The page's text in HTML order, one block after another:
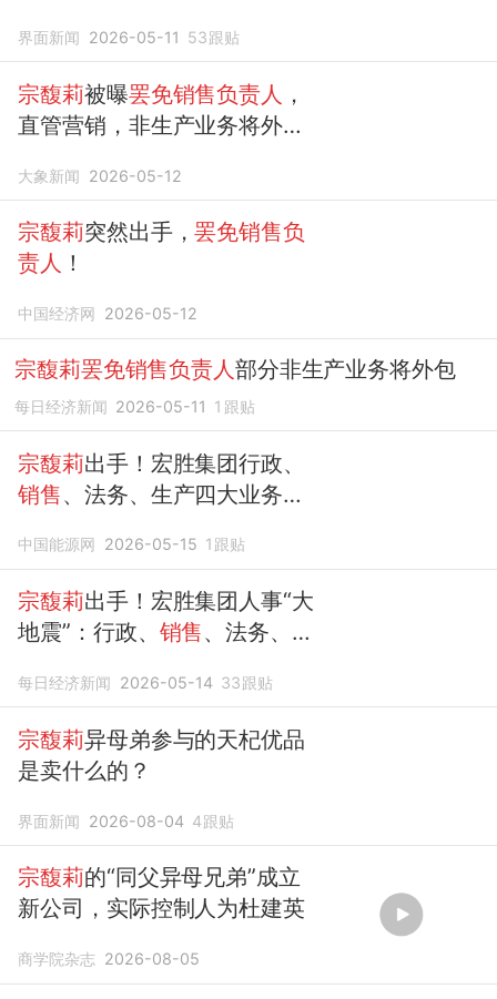
界面新闻 2026-05-11 53跟贴
宗馥莉被曝罢免销售负责人 ，
直管营销，非生产业务将外
大象新闻 2026-05-12
宗馥莉突然出手，罢免销售负
责人 ！
中国经济网 2026-05-12
宗馥莉罢免销售负责人部分非生产业务将外包
每日经济新闻 2026-05-11 1 跟贴
宗馥莉出手！宏胜集团行政、
销售、法务、生产四大业务负
中国能源网 2026-05-15 1 跟贴
宗馥莉出手！宏胜集团人事“大
地震”：行政、 销售、法务、生
宗馥莉将直管营销中心
每日经济新闻 2026-05-14 33跟贴
宗馥莉异母弟参与的天杞优品
是卖什么的？
界面新闻 2026-08-04 4跟贴
宗馥莉的“同父异母兄弟”成立
新公司，实际控制人为杜建英
商学院杂志 2026-08-05